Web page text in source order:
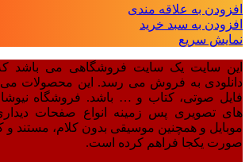
افزودن به علاقه مندی
افزودن به سبد خرید
نمایش سریع
این سایت یک سایت فروشگاهی می باشد
دانلودی به فروش می رسد. این محصولات می
فایل صوتی، کتاب و … باشد. فروشگاه
های تصویری پس زمینه انواع صفحات
موبایل و همچنین موسیقی بدون کلام، مستند و
صورت یکجا فراهم کرده است.